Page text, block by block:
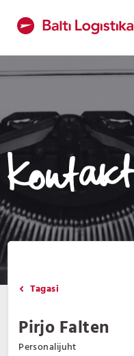
Tagasi
Pirjo Falten
Personalijuht